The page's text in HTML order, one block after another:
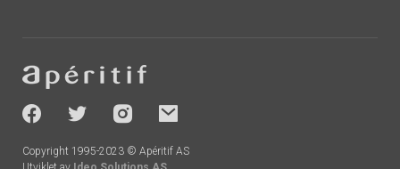
-
socials
Copyright 1995-2023 © Apéritif AS